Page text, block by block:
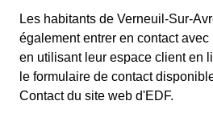
Les habitants de Verneuil-Sur-
également entrer en contact
en utilisant leur espace client en
le formulaire de contact
Contact du site web d'EDF.